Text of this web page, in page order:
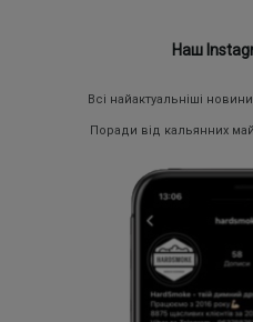
Наш
Всі найактуальніші
Поради від кальянних